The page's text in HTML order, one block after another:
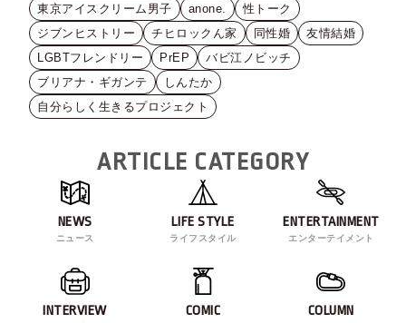
東京アイスクリーム男子
anone.
性トーク
ジブンヒストリー
チヒロックん家 同性婚
友情結婚
LGBTフレンドリー
PrEP
バビ江ノビッチ
ブリアナ・ギガンテ
しんたか
自分らしく生きるプロジェクト
ARTICLE CATEGORY
NEWS
ニュース
LIFE STYLE
ライフスタイル
ENTERTAINMENT
エンターテイメント
INTERVIEW COMIC COLUMN